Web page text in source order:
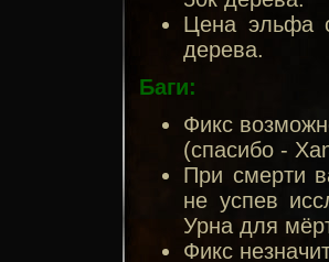
Цена эльфа
дерева.
Баги:
Фикс
(спасибо -
При смерти
не успев
Урна для
Фикс